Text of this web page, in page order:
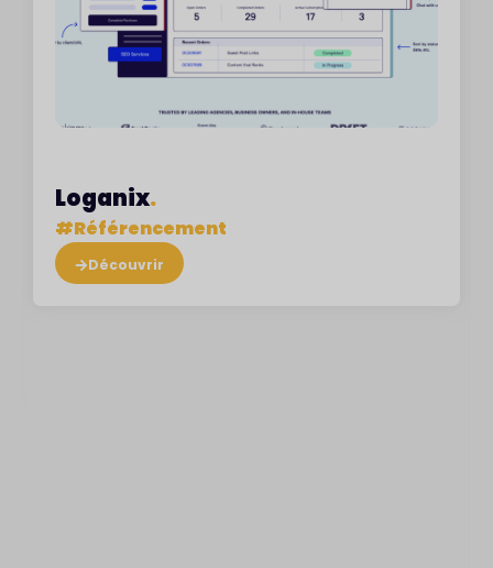
Loganix.
#Référencement
Découvrir